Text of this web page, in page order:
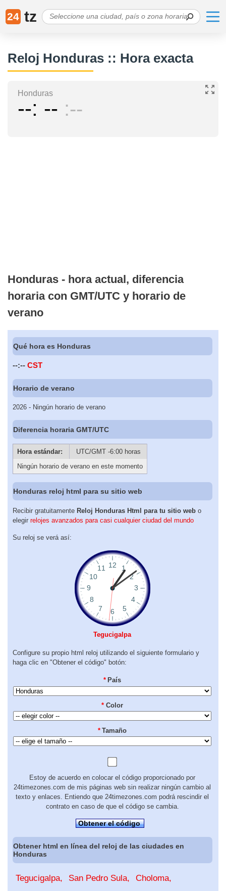
24 tz
Reloj Honduras :: Hora exacta
Honduras
-- -- --
Honduras - hora actual, diferencia
horaria con GMT/UTC y horario de
verano
Qué hora es Honduras
--:-- CST
Horario de verano
2026 - Ningún horario de verano
Diferencia horaria GMT/UTC
Hora estándar:
UTC/GMT -6:00 horas
Ningún horario de verano en este momento
Honduras reloj html para su sitio web
Recibir gratuitamente Reloj Honduras Html para tu sitio web o
elegir relojes avanzados para casi cualquier ciudad del mundo
Su reloj se verá así:
Tegucigalpa
Configure su propio html reloj utilizando el siguiente formulario y
haga clic en "Obtener el código" botón:
* País
* Color
* Tamaño
Estoy de acuerdo en colocar el código proporcionado por
24timezones.com de mis páginas web sin realizar ningún cambio al
texto y enlaces. Entiendo que 24timezones.com podrá rescindir el
contrato en caso de que el código se cambia.
Obtener el código
Obtener html en línea del reloj de las ciudades en
Honduras
Tegucigalpa San Pedro Sula Choloma